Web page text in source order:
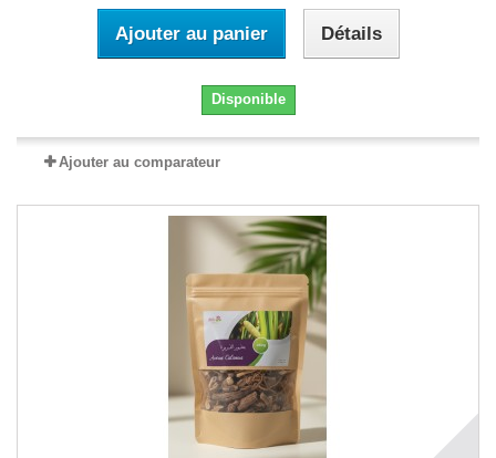
Ajouter au panier Détails
Disponible
Ajouter au comparateur